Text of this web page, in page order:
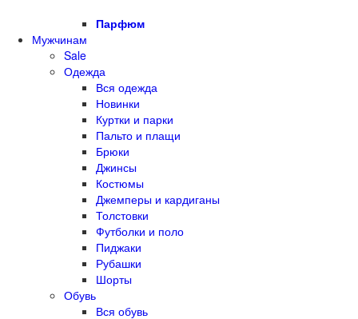
Парфюм
Мужчинам
Sale
Одежда
Вся одежда
Новинки
Куртки и парки
Пальто и плащи
Брюки
Джинсы
Костюмы
Джемперы и кардиганы
Толстовки
Футболки и поло
Пиджаки
Рубашки
Шорты
Обувь
Вся обувь